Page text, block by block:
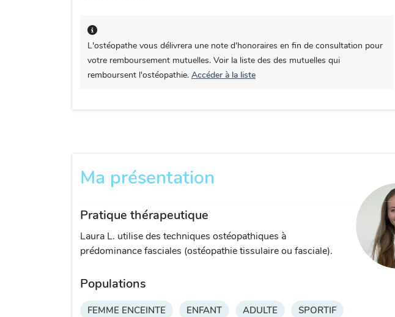
L'ostéopathe vous délivrera une note d'honoraires en fin de consultation pour
votre remboursement mutuelles. Voir la liste des des mutuelles qui
remboursent l'ostéopathie. Accéder à la liste
Ma présentation
Pratique thérapeutique
Laura L. utilise des techniques ostéopathiques à
prédominance fasciales (ostéopathie tissulaire ou fasciale).
Populations
FEMME ENCEINTE ENFANT ADULTE SPORTIF